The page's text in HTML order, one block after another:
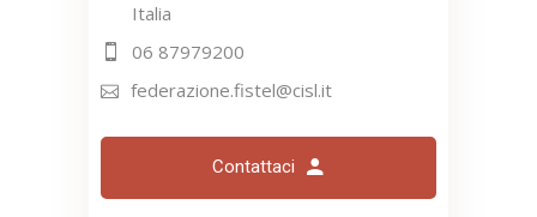
Italia
06 87979200
federazione.fistel@cisl.it
Contattaci